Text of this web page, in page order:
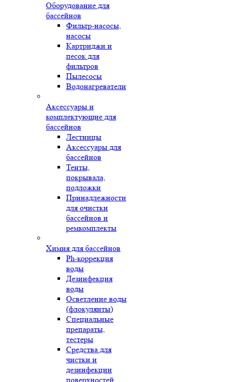
Оборудование для
бассейнов
Фильтр-насосы,
насосы
Картриджи и
песок для
фильтров
Пылесосы
Водонагреватели
Аксессуары и
комплектующие для
бассейнов
Лестницы
Аксессуары для
бассейнов
Тенты,
покрывала,
подложки
Принадлежности
для очистки
бассейнов и
ремкомплекты
Химия для бассейнов
Ph-коррекция
воды
Дезинфекция
воды
Осветление воды
(флокулянты)
Специальные
препараты,
тестеры
Средства для
чистки и
дезинфекции
поверхностей